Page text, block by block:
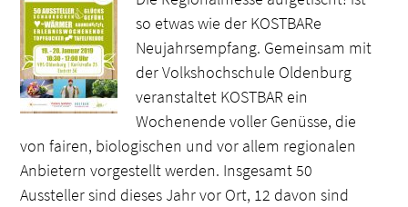
so etwas wie der KOSTBARe
Neujahrsempfang. Gemeinsam mit
der Volkshochschule Oldenburg
veranstaltet KOSTBAR ein
Wochenende voller Genüsse, die
von fairen, biologischen und vor allem regionalen
Anbietern vorgestellt werden. Insgesamt 50
Aussteller sind dieses Jahr vor Ort, 12 davon sind